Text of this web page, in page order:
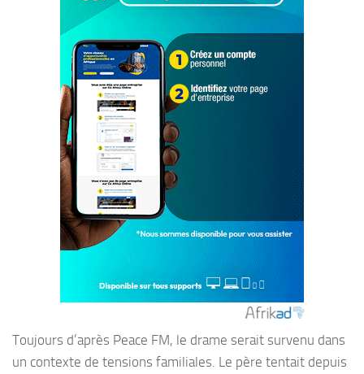
Toujours d’après Peace FM, le drame serait survenu dans
un contexte de tensions familiales. Le père tentait depuis